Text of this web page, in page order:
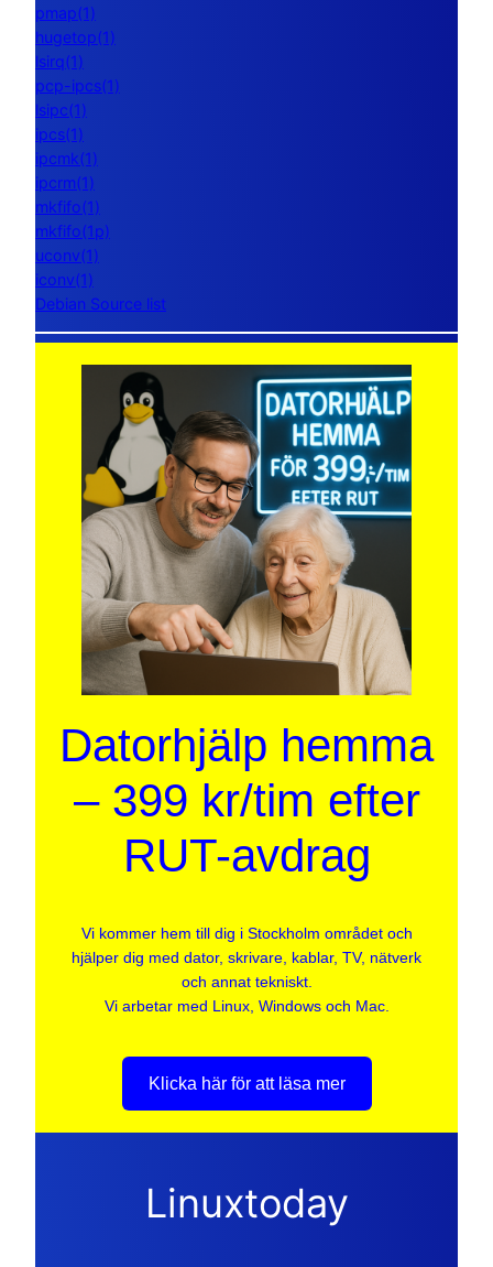
pmap(1)
hugetop(1)
lsirq(1)
pcp-ipcs(1)
lsipc(1)
ipcs(1)
ipcmk(1)
ipcrm(1)
mkfifo(1)
mkfifo(1p)
uconv(1)
iconv(1)
Debian Source list
Datorhjälp hemma
– 399 kr/tim efter
RUT-avdrag
Vi kommer hem till dig i Stockholm området och
hjälper dig med dator, skrivare, kablar, TV, nätverk
och annat tekniskt.
Vi arbetar med Linux, Windows och Mac.
Klicka här för att läsa mer
Linuxtoday